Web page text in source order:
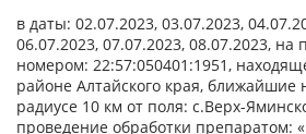
в даты: 02.07.2023, 03.07.2023,
06.07.2023, 07.07.2023, 08.07.2023, на
номером: 22:57:050401:1951,
районе Алтайского края, ближайшие
радиусе 10 км от поля: с.Верх-
проведение обработки препаратом: